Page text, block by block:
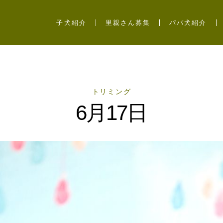
子犬紹介 里親さん募集 パパ犬紹介
トリミング
6月17日